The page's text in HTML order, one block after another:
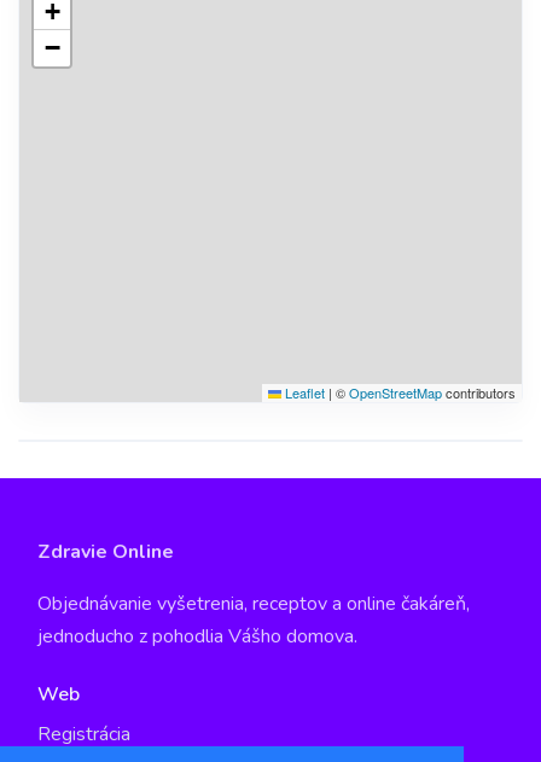
+
−
Leaflet | ©OpenStreetMapcontributors
Zdravie Online
Objednávanie vyšetrenia, receptov a online čakáreň,
jednoducho z pohodlia Vášho domova.
Web
Registrácia